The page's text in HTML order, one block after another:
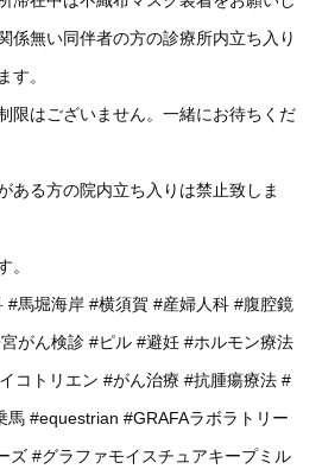
係無い同伴者の方の診療所内立ち入り
す。
限はございません。一緒にお待ちくだ
ある方の院内立ち入りは禁止致しま
。
#馬堀海岸 #横須賀 #産婦人科 #腹腔鏡
がん検診 #ピル #避妊 #ホルモン療法
コトリエン #がん治療 #抗腫瘍療法 #
馬 #equestrian #GRAFAラボラトリー
ズ #グラファモイスチュアキープミル